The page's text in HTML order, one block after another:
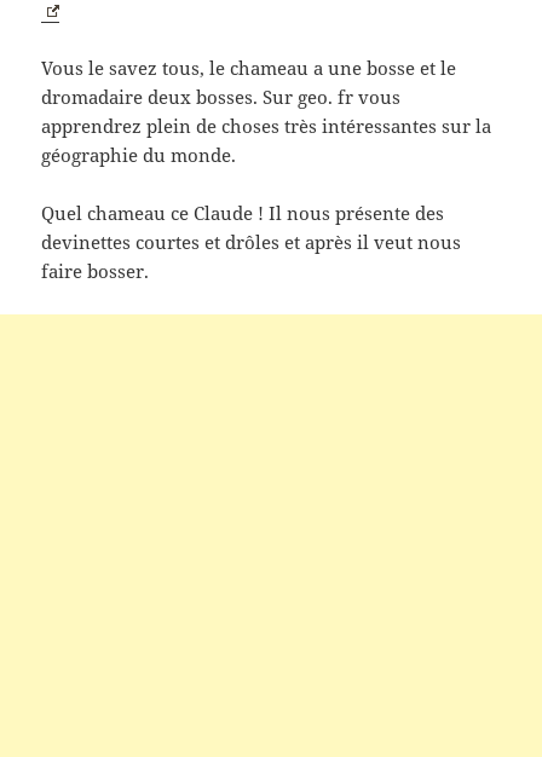
Vous le savez tous, le chameau a une bosse et le
dromadaire deux bosses. Sur geo. fr vous
apprendrez plein de choses très intéressantes sur la
géographie du monde.
Quel chameau ce Claude ! Il nous présente des
devinettes courtes et drôles et après il veut nous
faire bosser.